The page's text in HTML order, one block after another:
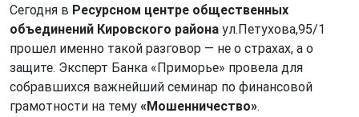
Сегодня в Ресурсном центре общественных
объединений Кировского района ул.Петухова,95/1
прошел именно такой разговор — не о страхах, а о
защите. Эксперт Банка «Приморье» провела для
собравшихся важнейший семинар по финансовой
грамотности на тему «Мошенничество».